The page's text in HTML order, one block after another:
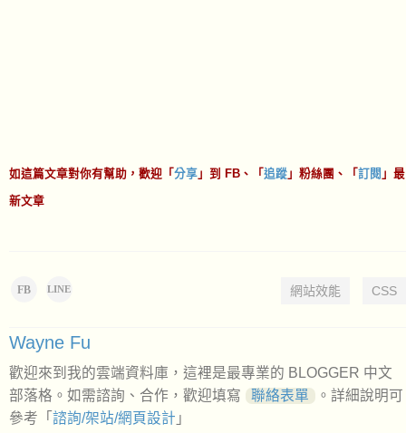
如這篇文章對你有幫助，歡迎「 分享 」到 FB、「 追蹤 」粉絲團、「 訂閱 」最
新文章
FB LINE 網站效能 CSS
Wayne Fu
歡迎來到我的雲端資料庫，這裡是最專業的 BLOGGER 中文
部落格。如需諮詢、合作，歡迎填寫
聯絡表單
。詳細說明可
參考「 諮詢/架站/網頁設計 」